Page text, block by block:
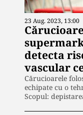
23 Aug. 2023, 13:00
detecta
vascular
Cărucioarele
echipate cu o
Scopul: